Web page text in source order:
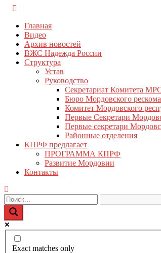
Перейти
содержимому
Главная
Видео
Архив новостей
ВЖС Надежда России
Структура
Устав
Руководство
Секретариат Комитета
Бюро Мордовского
Комитет Мордовского
Первые Секретари
Первые секретари
Районные отделения
КПРФ предлагает
ПРОГРАММА КПРФ
Развитие Мордовии
Контакты
Exact matches only